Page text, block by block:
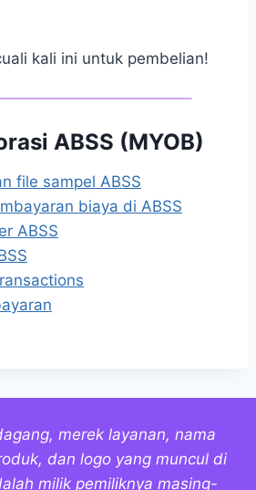
kali ini untuk pembelian!
ABSS (MYOB)
file sampel ABSS
biaya di ABSS
ABSS
merek layanan, nama
dan logo yang muncul di
milik pemiliknya masing-